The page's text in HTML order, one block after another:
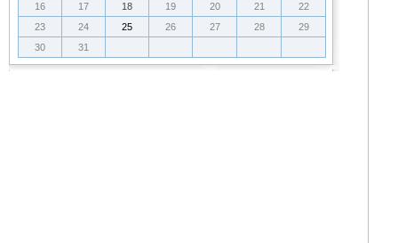
16
17 18 19 20 21
22
23
24 25 26 27 28
29
30
31